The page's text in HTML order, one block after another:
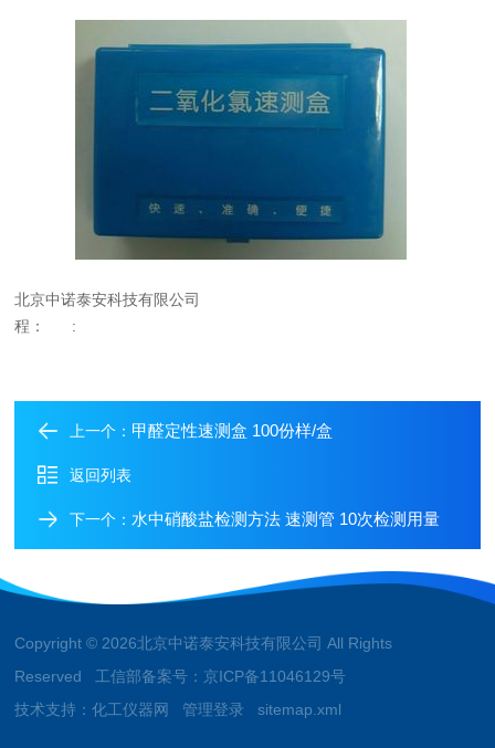
北京中诺泰安科技有限公司
程：
:
上一个： 甲醛定性速测盒 100份样/盒
返回列表
下一个： 水中硝酸盐检测方法 速测管 10次检测用量
Copyright © 2026北京中诺泰安科技有限公司 All Rights
Reserved 工信部备案号： 京ICP备11046129号
技术支持：化工仪器网 管理登录 sitemap.xml